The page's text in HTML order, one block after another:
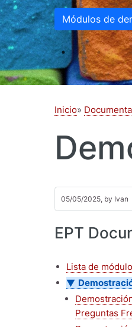
Módulos de
Inicio
05/05/2025, by Ivan
EPT
Lista de
Preguntas